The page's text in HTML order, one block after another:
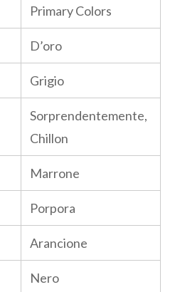
Primary Colors
D’oro
Grigio
Sorprendentemente,
Chillon
Marrone
Porpora
Arancione
Nero